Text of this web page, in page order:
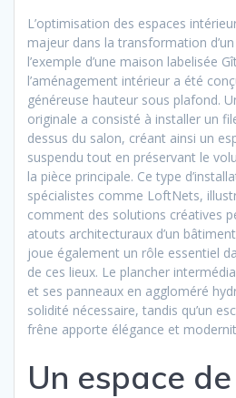
L’optimisation des espaces
majeur dans la transformation
l’exemple d’une maison labelisée
l’aménagement intérieur a été
généreuse hauteur sous plafond.
originale a consisté à installer un
dessus du salon, créant ainsi un
suspendu tout en préservant le
la pièce principale. Ce type
spécialistes comme LoftNets,
comment des solutions créatives
atouts architecturaux d’un
joue également un rôle essentiel
de ces lieux. Le plancher
et ses panneaux en aggloméré
solidité nécessaire, tandis qu’un
frêne apporte élégance et
Un espace